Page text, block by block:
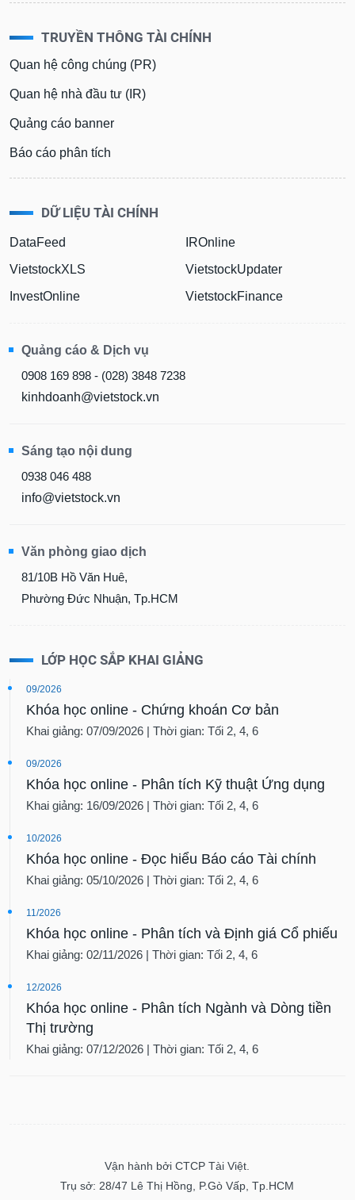
TRUYỀN THÔNG TÀI CHÍNH
Quan hệ công chúng (PR)
Quan hệ nhà đầu tư (IR)
Quảng cáo banner
Báo cáo phân tích
DỮ LIỆU TÀI CHÍNH
DataFeed
VietstockXLS
InvestOnline
IROnline
VietstockUpdater
VietstockFinance
Quảng cáo & Dịch vụ
0908 169 898 - (028) 3848 7238
kinhdoanh@vietstock.vn
Sáng tạo nội dung
0938 046 488
info@vietstock.vn
Văn phòng giao dịch
81/10B Hồ Văn Huê,
Phường Đức Nhuận, Tp.HCM
LỚP HỌC SẮP KHAI GIẢNG
09/2026
Khóa học online - Chứng khoán Cơ bản
Khai giảng: 07/09/2026 | Thời gian: Tối 2, 4, 6
09/2026
Khóa học online - Phân tích Kỹ thuật Ứng dụng
Khai giảng: 16/09/2026 | Thời gian: Tối 2, 4, 6
10/2026
Khóa học online - Đọc hiểu Báo cáo Tài chính
Khai giảng: 05/10/2026 | Thời gian: Tối 2, 4, 6
11/2026
Khóa học online - Phân tích và Định giá Cổ phiếu
Khai giảng: 02/11/2026 | Thời gian: Tối 2, 4, 6
12/2026
Khóa học online - Phân tích Ngành và Dòng tiền
Thị trường
Khai giảng: 07/12/2026 | Thời gian: Tối 2, 4, 6
Vận hành bởi CTCP Tài Việt.
Trụ sở: 28/47 Lê Thị Hồng, P.Gò Vấp, Tp.HCM